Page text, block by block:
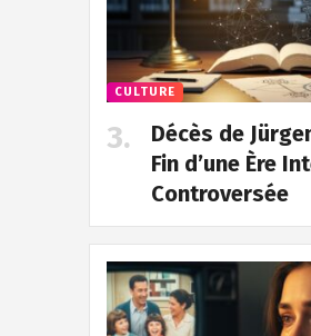
CULTURE
Décès de
Fin d’une Ère
Controversée